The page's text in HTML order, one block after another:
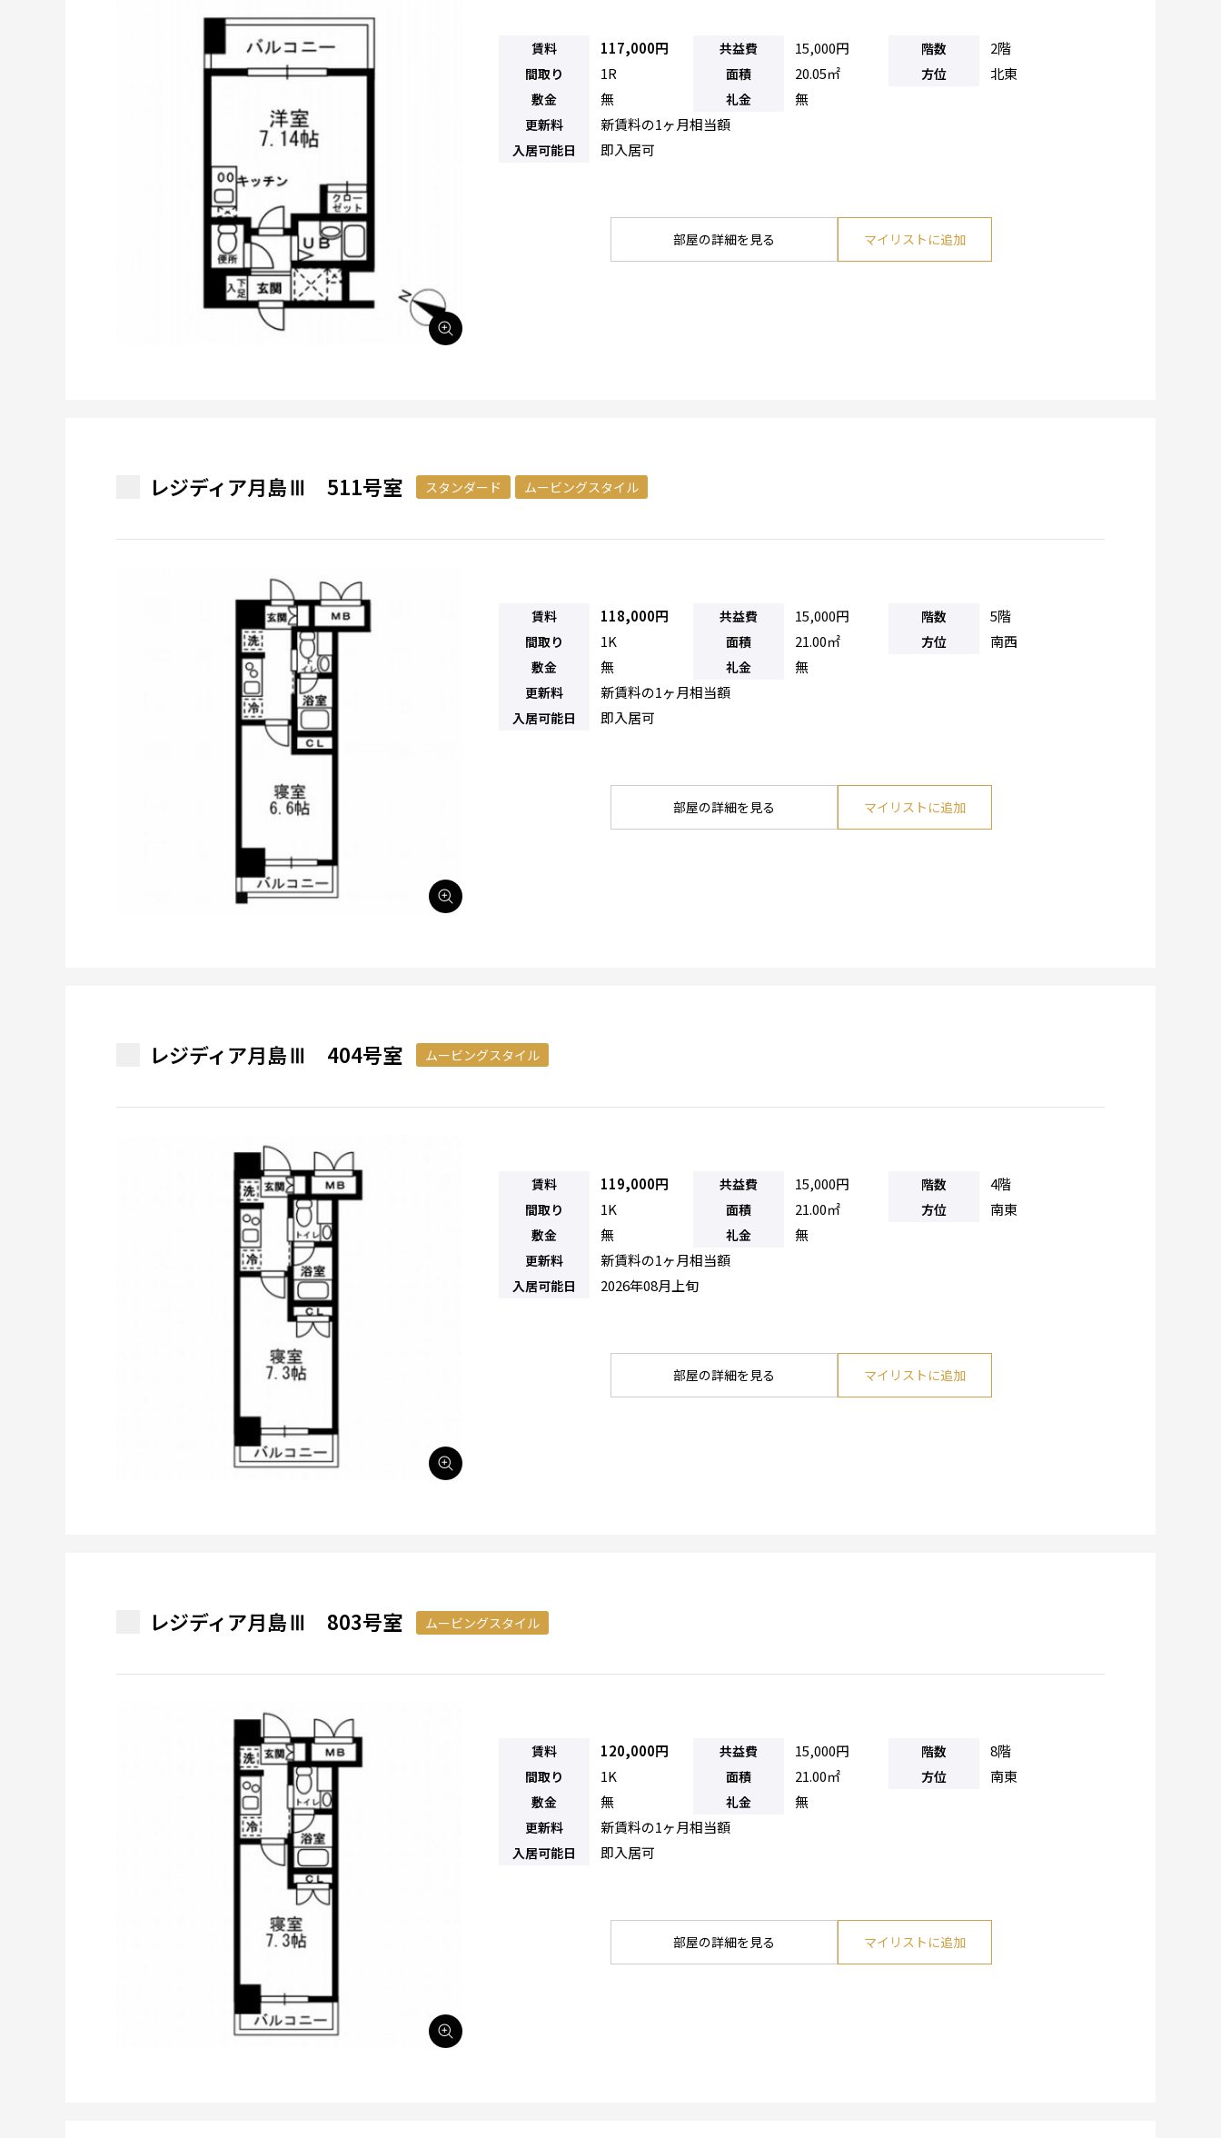
賃料 117,000円 共益費 15,000円 階数 2階
間取り 1R 面積 20.05㎡ 方位 北東
敷金 無 礼金 無
更新料 新賃料の1ヶ月相当額
入居可能日 即入居可
部屋の詳細を見る マイリストに追加
レジディア月島Ⅲ 511号室 スタンダード ムービングスタイル
賃料 118,000円 共益費 15,000円 階数 5階
間取り 1K 面積 21.00㎡ 方位 南西
敷金 無 礼金 無
更新料 新賃料の1ヶ月相当額
入居可能日 即入居可
部屋の詳細を見る マイリストに追加
レジディア月島Ⅲ 404号室 ムービングスタイル
賃料 119,000円 共益費 15,000円 階数 4階
間取り 1K 面積 21.00㎡ 方位 南東
敷金 無 礼金 無
更新料 新賃料の1ヶ月相当額
入居可能日 2026年08月上旬
部屋の詳細を見る マイリストに追加
レジディア月島Ⅲ 803号室 ムービングスタイル
賃料 120,000円 共益費 15,000円 階数 8階
間取り 1K 面積 21.00㎡ 方位 南東
敷金 無 礼金 無
更新料 新賃料の1ヶ月相当額
入居可能日 即入居可
部屋の詳細を見る マイリストに追加